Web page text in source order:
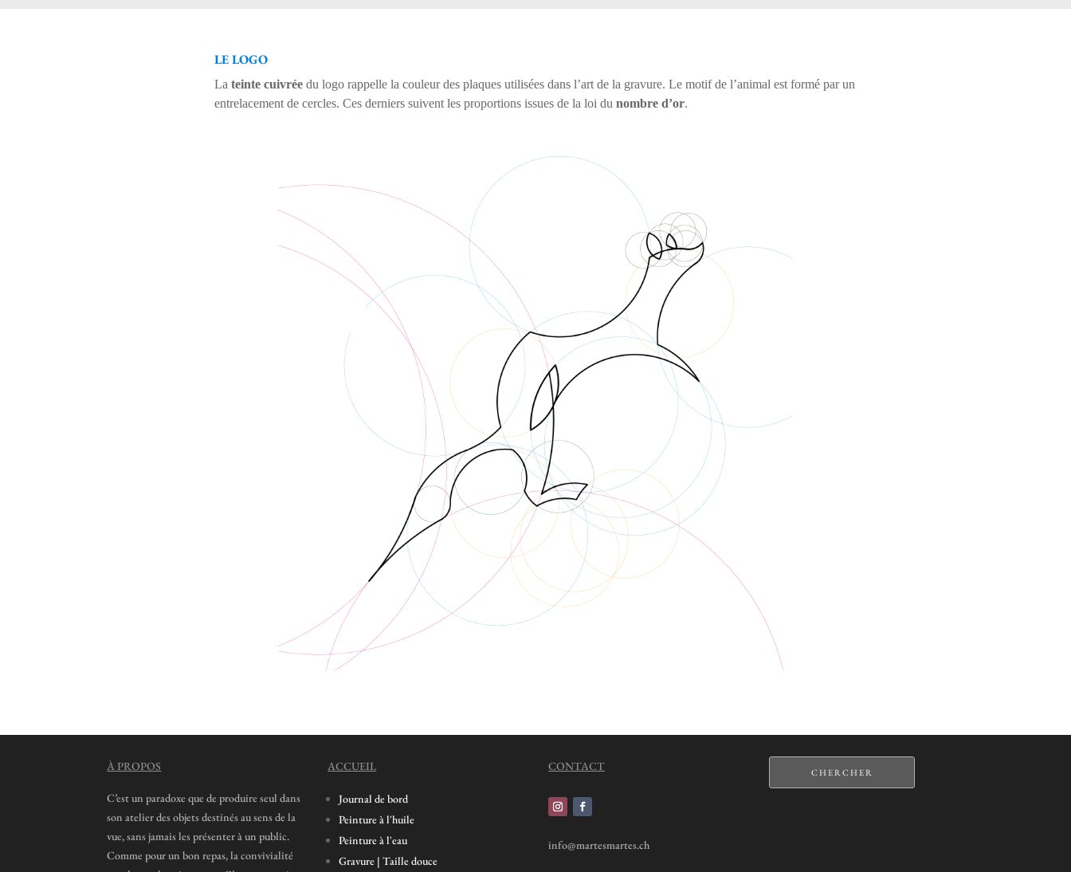
LE LOGO
La teinte cuivréedu logo rappelle la couleur des plaques utilisées dans l’art de la gravure. Le motif de l’animal est formé par un
entrelacement de cercles. Ces derniers suivent les proportions issues de la loi du nombre d’or.
À PROPOS
C’est un paradoxe que de produire seul dans
son atelier des objets destinés au sens de la
vue, sans jamais les présenter à un public.
Comme pour un bon repas, la convivialité
ACCUEIL
Journal de bord
Peinture à l'huile
Peinture à l'eau
Gravure | Taille douce
CONTACT
info@martesmartes.ch